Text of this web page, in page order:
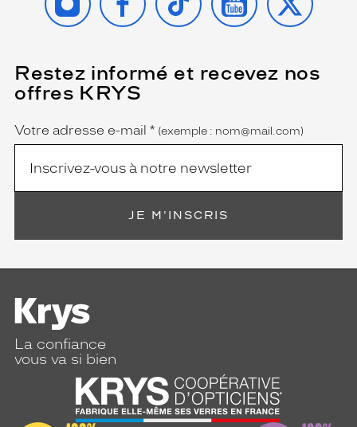
Restez informé et recevez nos
offres KRYS
Name
Votre adresse e-mail *
(Ce
champ
est
obligatoire)
(exemple : nom@mail.com)
JE M'INSCRIS
La confiance
vous va si bien